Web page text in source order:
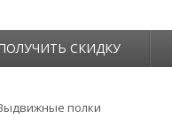
СКИДКУ
полки